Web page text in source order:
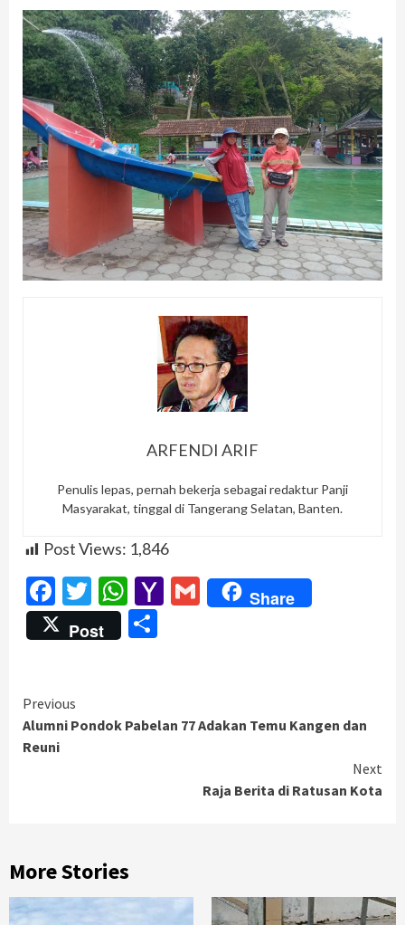
ARFENDI ARIF
Penulis lepas, pernah bekerja sebagai redaktur Panji
Masyarakat, tinggal di Tangerang Selatan, Banten.
Post Views: 1,846
Facebook
Twitter
WhatsApp
Yahoo
Mail
GmailShare
Post
Continue
Reading
Previous
Alumni Pondok Pabelan 77 Adakan Temu Kangen dan
Reuni
Next
Raja Berita di Ratusan Kota
More Stories